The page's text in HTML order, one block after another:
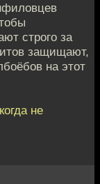
строго за
защищают,
на этот
не